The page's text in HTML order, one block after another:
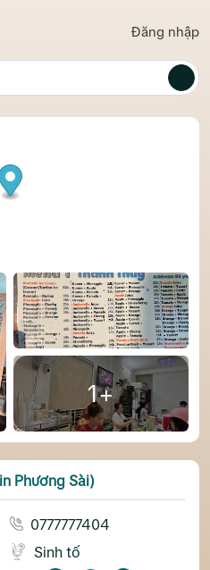
Đăng nhập
1+
Phương Sài)
0777777404
Sinh tố